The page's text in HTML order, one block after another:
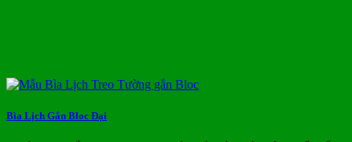
Bìa Lịch Gắn Bloc Đại